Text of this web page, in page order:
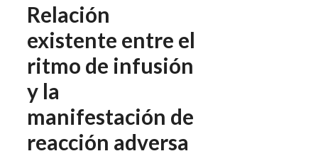
Relación
existente entre el
ritmo de infusión
y la
manifestación de
reacción adversa